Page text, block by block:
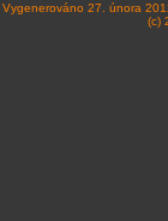
Vygenerováno 27. února
(c)